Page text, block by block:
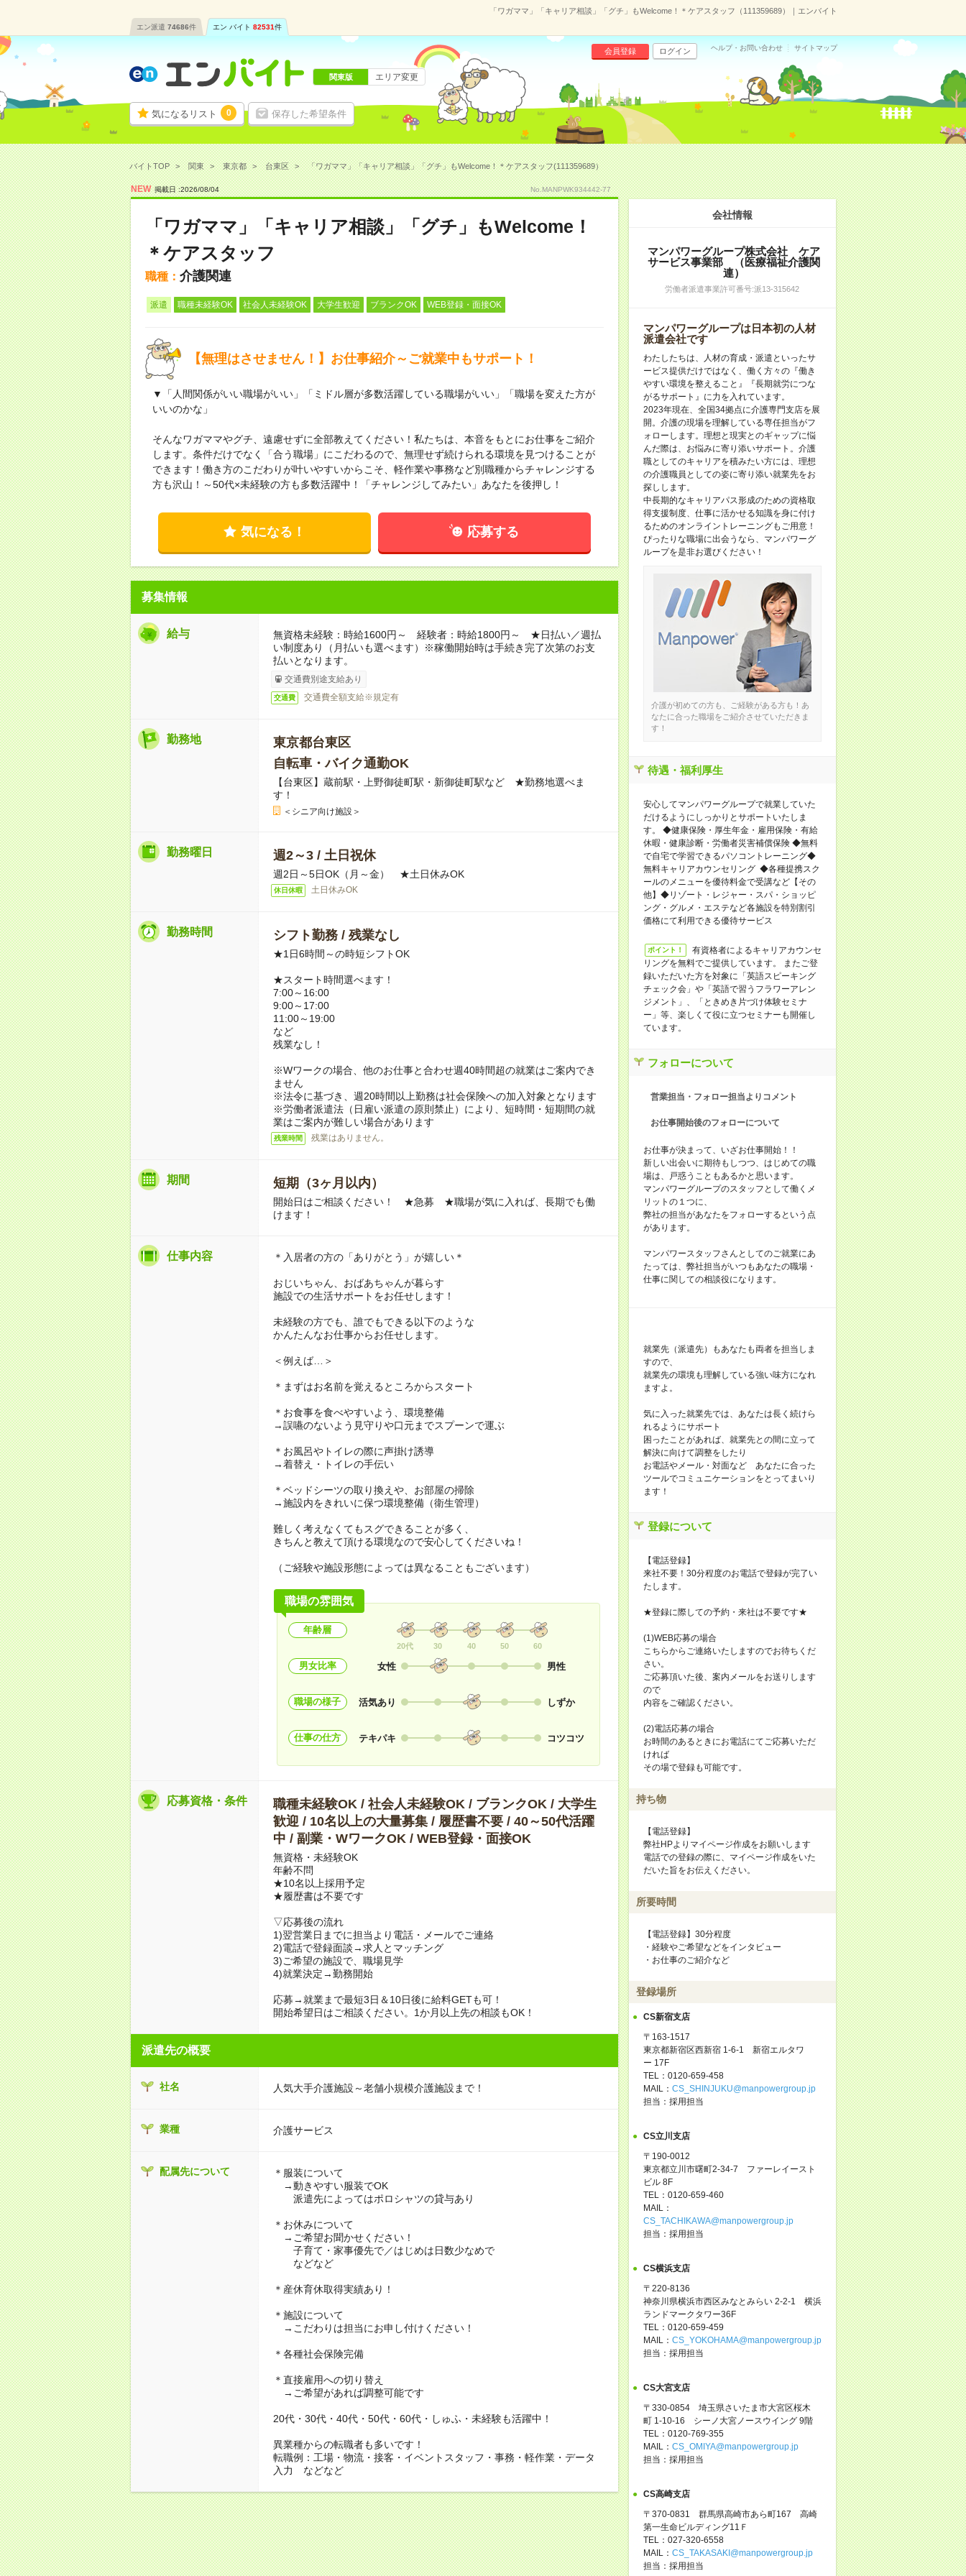
「ワガママ」「キャリア相談」「グチ」もWelcome！＊ケアスタッフ（111359689）｜エンバイト
エン派遣 74686件 エン バイト 82531件
気になるリスト 0 保存した希望条件
会員登録 ログイン ヘルプ・お問い合わせ サイトマップ
関東版 エリア変更
バイトTOP 関東 東京都 台東区 「ワガママ」「キャリア相談」「グチ」もWelcome！＊ケアスタッフ(111359689）
NEW 掲載日 :2026/08/04 No.MANPWK934442-77
「ワガママ」「キャリア相談」「グチ」もWelcome！
＊ケアスタッフ
職種： 介護関連
派遣 職種未経験OK 社会人未経験OK 大学生歓迎 ブランクOK WEB登録・面接OK
【無理はさせません！】お仕事紹介～ご就業中もサポート！
▼「人間関係がいい職場がいい」「ミドル層が多数活躍している職場がいい」「職場を変えた方が
いいのかな」
そんなワガママやグチ、遠慮せずに全部教えてください！私たちは、本音をもとにお仕事をご紹介
します。条件だけでなく「合う職場」にこだわるので、無理せず続けられる環境を見つけることが
できます！働き方のこだわりが叶いやすいからこそ、軽作業や事務など別職種からチャレンジする
方も沢山！～50代×未経験の方も多数活躍中！「チャレンジしてみたい」あなたを後押し！
気になる！ 応募する
募集情報
給与
無資格未経験：時給1600円～ 経験者：時給1800円～ ★日払い／週払
い制度あり（月払いも選べます）※稼働開始時は手続き完了次第のお支
払いとなります。
交通費別途支給あり
交通費 交通費全額支給※規定有
勤務地
東京都台東区
自転車・バイク通勤OK
【台東区】蔵前駅・上野御徒町駅・新御徒町駅など ★勤務地選べま
す！
＜シニア向け施設＞
勤務曜日 週2～3 / 土日祝休
週2日～5日OK（月～金） ★土日休みOK
休日休暇 土日休みOK
勤務時間 シフト勤務 / 残業なし
★1日6時間～の時短シフトOK
★スタート時間選べます！
7:00～16:00
9:00～17:00
11:00～19:00
など
残業なし！
※Wワークの場合、他のお仕事と合わせ週40時間超の就業はご案内でき
ません
※法令に基づき、週20時間以上勤務は社会保険への加入対象となります
※労働者派遣法（日雇い派遣の原則禁止）により、短時間・短期間の就
業はご案内が難しい場合があります
残業時間 残業はありません。
期間 短期（3ヶ月以内）
開始日はご相談ください！ ★急募 ★職場が気に入れば、長期でも働
けます！
仕事内容 ＊入居者の方の「ありがとう」が嬉しい＊
おじいちゃん、おばあちゃんが暮らす
施設での生活サポートをお任せします！
未経験の方でも、誰でもできる以下のような
かんたんなお仕事からお任せします。
＜例えば…＞
＊まずはお名前を覚えるところからスタート
＊お食事を食べやすいよう、環境整備
→誤嚥のないよう見守りや口元までスプーンで運ぶ
＊お風呂やトイレの際に声掛け誘導
→着替え・トイレの手伝い
＊ベッドシーツの取り換えや、お部屋の掃除
→施設内をきれいに保つ環境整備（衛生管理）
難しく考えなくてもスグできることが多く、
きちんと教えて頂ける環境なので安心してくださいね！
（ご経験や施設形態によっては異なることもございます）
職場の雰囲気
年齢層
20代 30 40 50 60
男女比率 女性 男性
職場の様子 活気あり しずか
仕事の仕方 テキパキ コツコツ
応募資格・条件
職種未経験OK / 社会人未経験OK / ブランクOK / 大学生
歓迎 / 10名以上の大量募集 / 履歴書不要 / 40～50代活躍
中 / 副業・WワークOK / WEB登録・面接OK
無資格・未経験OK
年齢不問
★10名以上採用予定
★履歴書は不要です
▽応募後の流れ
1)翌営業日までに担当より電話・メールでご連絡
2)電話で登録面談→求人とマッチング
3)ご希望の施設で、職場見学
4)就業決定→勤務開始
応募→就業まで最短3日＆10日後に給料GETも可！
開始希望日はご相談ください。1か月以上先の相談もOK！
派遣先の概要
社名 人気大手介護施設～老舗小規模介護施設まで！
業種 介護サービス
配属先について
＊服装について
→動きやすい服装でOK
派遣先によってはポロシャツの貸与あり
＊お休みについて
→ご希望お聞かせください！
子育て・家事優先で／はじめは日数少なめで
などなど
＊産休育休取得実績あり！
＊施設について
→こだわりは担当にお申し付けください！
＊各種社会保険完備
＊直接雇用への切り替え
→ご希望があれば調整可能です
20代・30代・40代・50代・60代・しゅふ・未経験も活躍中！
異業種からの転職者も多いです！
転職例：工場・物流・接客・イベントスタッフ・事務・軽作業・データ
入力 などなど
会社情報
マンパワーグループ株式会社 ケア
サービス事業部 （医療福祉介護関
連）
労働者派遣事業許可番号:派13-315642
マンパワーグループは日本初の人材
派遣会社です
わたしたちは、人材の育成・派遣といったサ
ービス提供だけではなく、働く方々の『働き
やすい環境を整えること』『長期就労につな
がるサポート』に力を入れています。
2023年現在、全国34拠点に介護専門支店を展
開。介護の現場を理解している専任担当がフ
ォローします。理想と現実とのギャップに悩
んだ際は、お悩みに寄り添いサポート。介護
職としてのキャリアを積みたい方には、理想
の介護職員としての姿に寄り添い就業先をお
探しします。
中長期的なキャリアパス形成のための資格取
得支援制度、仕事に活かせる知識を身に付け
るためのオンライントレーニングもご用意！
ぴったりな職場に出会うなら、マンパワーグ
ループを是非お選びください！
介護が初めての方も、ご経験がある方も！あ
なたに合った職場をご紹介させていただきま
す！
待遇・福利厚生
安心してマンパワーグループで就業していた
だけるようにしっかりとサポートいたしま
す。 ◆健康保険・厚生年金・雇用保険・有給
休暇・健康診断・労働者災害補償保険 ◆無料
で自宅で学習できるパソコントレーニング◆
無料キャリアカウンセリング ◆各種提携スク
ールのメニューを優待料金で受講など【その
他】◆リゾート・レジャー・スパ・ショッピ
ング・グルメ・エステなど各施設を特別割引
価格にて利用できる優待サービス
ポイント！
有資格者によるキャリアカウンセ
リングを無料でご提供しています。 またご登
録いただいた方を対象に「英語スピーキング
チェック会」や「英語で習うフラワーアレン
ジメント」、「ときめき片づけ体験セミナ
ー」等、楽しくて役に立つセミナーも開催し
ています。
フォローについて
営業担当・フォロー担当よりコメント
お仕事開始後のフォローについて
お仕事が決まって、いざお仕事開始！！
新しい出会いに期待もしつつ、はじめての職
場は、戸惑うこともあるかと思います。
マンパワーグループのスタッフとして働くメ
リットの１つに、
弊社の担当があなたをフォローするという点
があります。
マンパワースタッフさんとしてのご就業にあ
たっては、弊社担当がいつもあなたの職場・
仕事に関しての相談役になります。
就業先（派遣先）もあなたも両者を担当しま
すので、
就業先の環境も理解している強い味方になれ
ますよ。
気に入った就業先では、あなたは長く続けら
れるようにサポート
困ったことがあれば、就業先との間に立って
解決に向けて調整をしたり
お電話やメール・対面など あなたに合った
ツールでコミュニケーションをとってまいり
ます！
登録について
【電話登録】
来社不要！30分程度のお電話で登録が完了い
たします。
★登録に際しての予約・来社は不要です★
(1)WEB応募の場合
こちらからご連絡いたしますのでお待ちくだ
さい。
ご応募頂いた後、案内メールをお送りします
ので
内容をご確認ください。
(2)電話応募の場合
お時間のあるときにお電話にてご応募いただ
ければ
その場で登録も可能です。
持ち物
【電話登録】
弊社HPよりマイページ作成をお願いします
電話での登録の際に、マイページ作成をいた
だいた旨をお伝えください。
所要時間
【電話登録】30分程度
・経験やご希望などをインタビュー
・お仕事のご紹介など
登録場所
CS新宿支店
〒163-1517
東京都新宿区西新宿 1-6-1 新宿エルタワ
ー 17F
TEL：0120-659-458
MAIL： CS_SHINJUKU@manpowergroup.jp
担当：採用担当
CS立川支店
〒190-0012
東京都立川市曙町2-34-7 ファーレイースト
ビル 8F
TEL：0120-659-460
MAIL：
CS_TACHIKAWA@manpowergroup.jp
担当：採用担当
CS横浜支店
〒220-8136
神奈川県横浜市西区みなとみらい 2-2-1 横浜
ランドマークタワー36F
TEL：0120-659-459
MAIL： CS_YOKOHAMA@manpowergroup.jp
担当：採用担当
CS大宮支店
〒330-0854 埼玉県さいたま市大宮区桜木
町 1-10-16 シーノ大宮ノースウイング 9階
TEL：0120-769-355
MAIL： CS_OMIYA@manpowergroup.jp
担当：採用担当
CS高崎支店
〒370-0831 群馬県高崎市あら町167 高崎
第一生命ビルディング11Ｆ
TEL：027-320-6558
MAIL： CS_TAKASAKI@manpowergroup.jp
担当：採用担当